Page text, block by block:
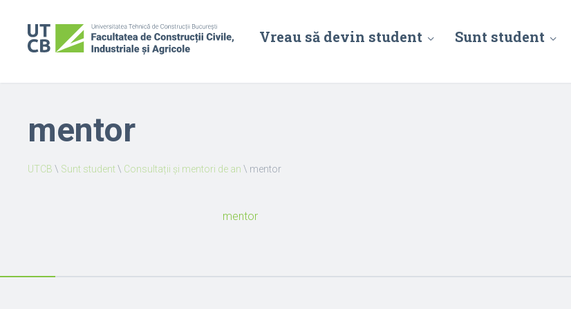
Vreau să devin student Sunt student
mentor
UTCB \ Sunt student\ Consultații și mentori de an \ mentor
mentor